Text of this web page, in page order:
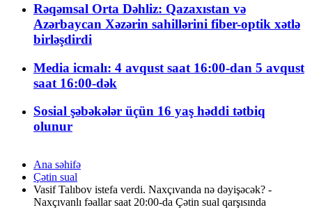
Rəqəmsal Orta Dəhliz: Qazaxıstan və
Azərbaycan Xəzərin sahillərini fiber-optik xətlə
birləşdirdi
Media icmalı: 4 avqust saat 16:00-dan 5 avqust
saat 16:00-dək
Sosial şəbəkələr üçün 16 yaş həddi tətbiq
olunur
Ana səhifə
Çətin sual
Vasif Talıbov istefa verdi. Naxçıvanda nə dəyişəcək? -
Naxçıvanlı fəallar saat 20:00-da Çətin sual qarşısında